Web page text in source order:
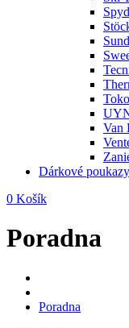
Toko
Van
Dárkové poukazy
0 Košík
Poradna
Poradna